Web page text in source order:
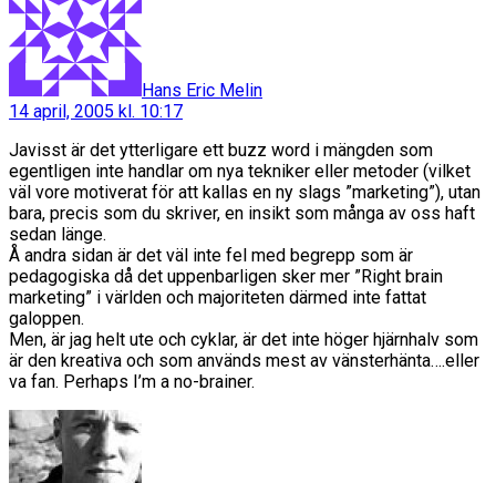
Hans Eric Melin
14 april, 2005 kl. 10:17
Javisst är det ytterligare ett buzz word i mängden som
egentligen inte handlar om nya tekniker eller metoder (vilket
väl vore motiverat för att kallas en ny slags ”marketing”), utan
bara, precis som du skriver, en insikt som många av oss haft
sedan länge.
Å andra sidan är det väl inte fel med begrepp som är
pedagogiska då det uppenbarligen sker mer ”Right brain
marketing” i världen och majoriteten därmed inte fattat
galoppen.
Men, är jag helt ute och cyklar, är det inte höger hjärnhalv som
är den kreativa och som används mest av vänsterhänta….eller
va fan. Perhaps I’m a no-brainer.